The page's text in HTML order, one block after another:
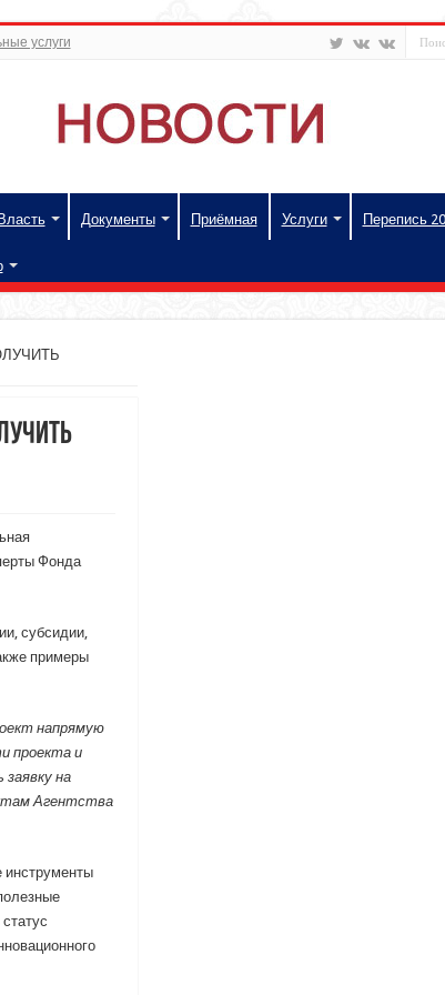
услуги
Власть Документы Приёмная Услуги Перепись
Фонда
субсидии,
примеры
напрямую
проекта и
на
Агентства
инструменты